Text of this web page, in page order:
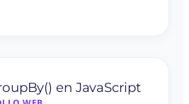
en JavaScript